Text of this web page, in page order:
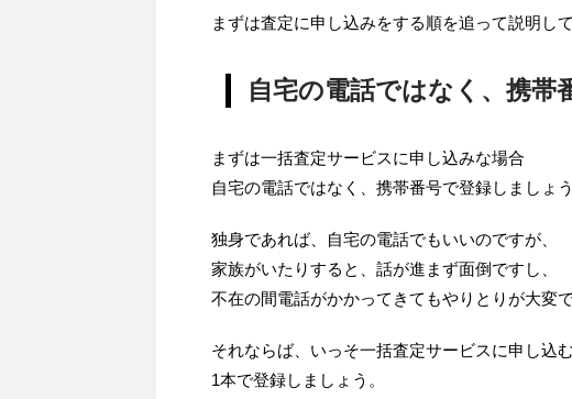
まずは査定に申し込みをする順を追って説明して
自宅の電話ではなく、携帯
まずは一括査定サービスに申し込みな場合
自宅の電話ではなく、携帯番号で登録しましょう
独身であれば、自宅の電話でもいいのですが、
家族がいたりすると、話が進まず面倒ですし、
不在の間電話がかかってきてもやりとりが大変で
それならば、いっそ一括査定サービスに申し込
1本で登録しましょう。